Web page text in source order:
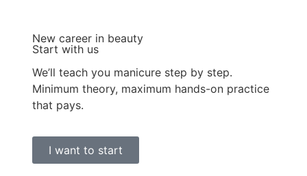
New career in beauty
Start with us
We’ll teach you manicure step by step.
Minimum theory, maximum hands-on practice
that pays.
I want to start